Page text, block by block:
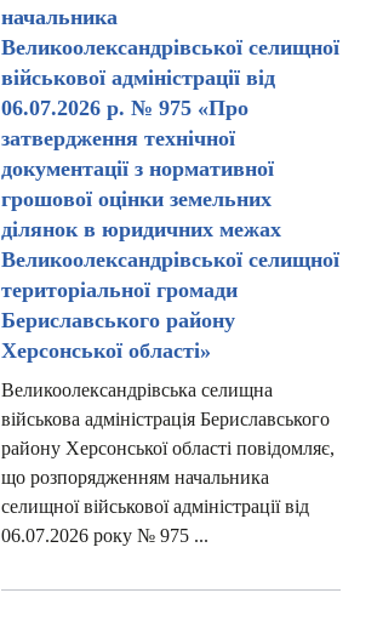
начальника
Великоолександрівської селищної
військової адміністрації від
06.07.2026 р. № 975 «Про
затвердження технічної
документації з нормативної
грошової оцінки земельних
ділянок в юридичних межах
Великоолександрівської селищної
територіальної громади
Бериславського району
Херсонської області»
Великоолександрівська селищна
військова адміністрація Бериславського
району Херсонської області повідомляє,
що розпорядженням начальника
селищної військової адміністрації від
06.07.2026 року № 975 ...